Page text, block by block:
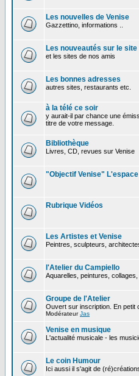
Les nouvelles de Venise
Gazzettino, informations ..
Les nouveautés sur le site
et les sites de nos amis
Les bonnes adresses
autres sites, restaurants etc.
à la télé ce soir
y aurait-il par chance une
titre de votre message.
Bibliothèque
Livres, CD, revues sur Venise
"Objectif Venise"
Rubrique Vidéos
Les Artistes et Venise
Peintres, sculpteurs,
l'Atelier du Campiello
Aquarelles, peintures,
Groupe de l'Atelier
Ouvert sur inscription. En petit
ModérateurJas
Venise en musique
L'actualité musicale - les
Le coin Humour
Ici aussi il s'agit de